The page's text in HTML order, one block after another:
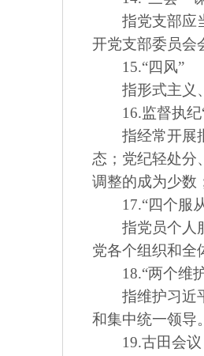
指党支部应当
开党支部委员会
15.“四风”
指形式主义、
16.监督执纪“
指经常开展批
态；党纪轻处分
调整的成为少数
17.“四个服
指党员个人服
党各个组织和全
18.“两个维
指维护习近平
和集中统一领导
19.古田会议